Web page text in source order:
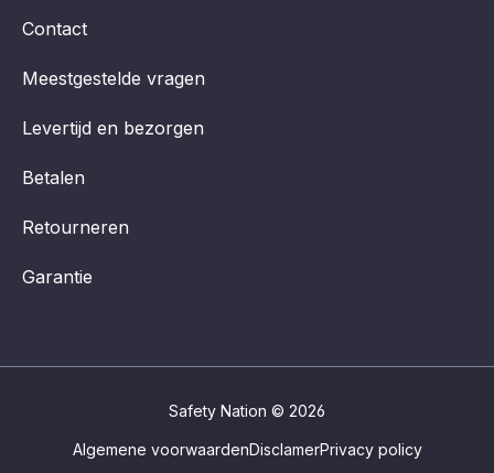
Contact
Meestgestelde vragen
Levertijd en bezorgen
Betalen
Retourneren
Garantie
Safety Nation © 2026
Algemene voorwaardenDisclamerPrivacy policy